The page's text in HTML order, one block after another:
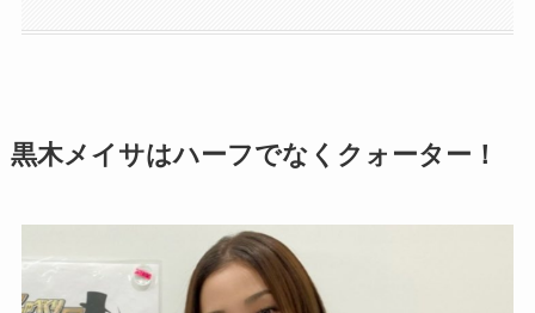
黒木メイサはハーフでなくクォーター！